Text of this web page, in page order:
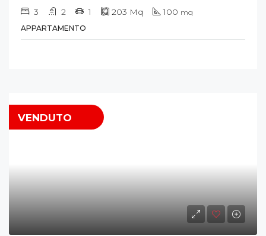
3 2 1 203 Mq 100 mq
APPARTAMENTO
VENDUTO